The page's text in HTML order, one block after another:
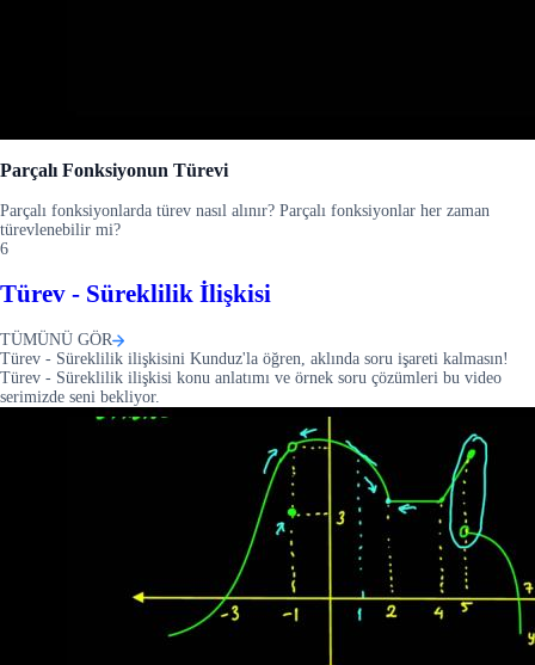
Parçalı Fonksiyonun Türevi
Parçalı fonksiyonlarda türev nasıl alınır? Parçalı fonksiyonlar her zaman
türevlenebilir mi?
6
Türev - Süreklilik İlişkisi
TÜMÜNÜ GÖR
Türev - Süreklilik ilişkisini Kunduz'la öğren, aklında soru işareti kalmasın!
Türev - Süreklilik ilişkisi konu anlatımı ve örnek soru çözümleri bu video
serimizde seni bekliyor.